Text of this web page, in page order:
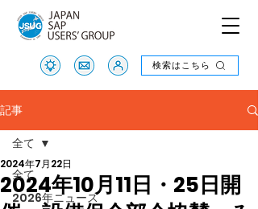
検索はこちら
検索はこちら
記事
全て
2026年ニュース
全て
2024年10月11日・25日開
2024年7月22日